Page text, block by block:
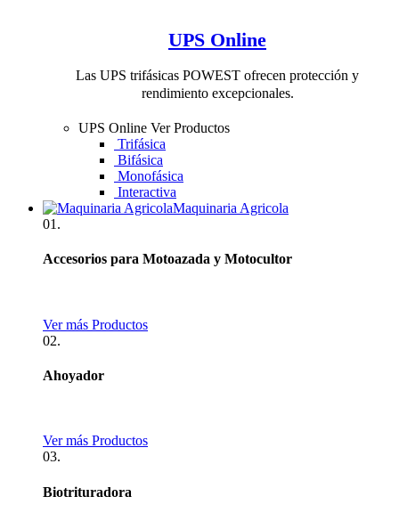
UPS Online
Las UPS trifásicas POWEST ofrecen protección y
rendimiento excepcionales.
UPS Online Ver Productos
Trifásica
Bifásica
Monofásica
Interactiva
Maquinaria Agricola
01.
Accesorios para Motoazada y Motocultor
Ver más Productos
02.
Ahoyador
Ver más Productos
03.
Biotrituradora